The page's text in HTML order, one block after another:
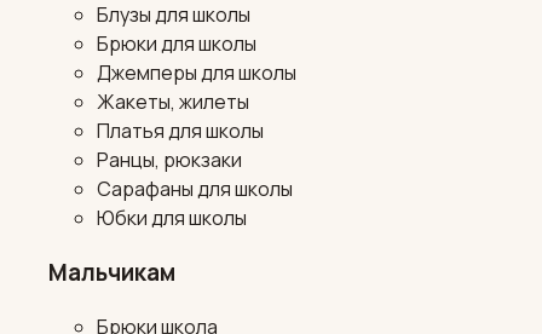
Блузы для школы
Брюки для школы
Джемперы для школы
Жакеты, жилеты
Платья для школы
Ранцы, рюкзаки
Сарафаны для школы
Юбки для школы
Мальчикам
Брюки школа